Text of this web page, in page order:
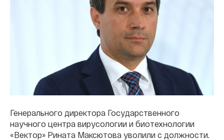
Генерального директора Государственного
научного центра вирусологии и биотехнологии
«Вектор» Рината Максютова уволили с должности.